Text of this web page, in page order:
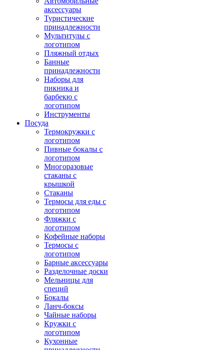
аксессуары
Туристические
принадлежности
Мультитулы с
логотипом
Пляжный отдых
Банные
принадлежности
Наборы для
пикника и
барбекю с
логотипом
Инструменты
Посуда
Термокружки с
логотипом
Пивные бокалы с
логотипом
Многоразовые
стаканы с
крышкой
Стаканы
Термосы для еды с
логотипом
Фляжки с
логотипом
Кофейные наборы
Термосы с
логотипом
Барные аксессуары
Разделочные доски
Мельницы для
специй
Бокалы
Ланч-боксы
Чайные наборы
Кружки с
логотипом
Кухонные